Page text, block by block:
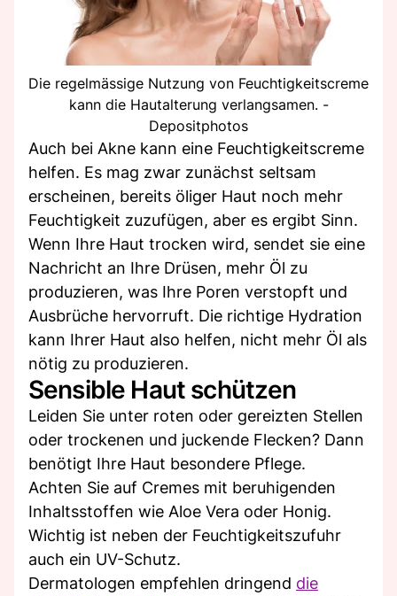
Die regelmässige Nutzung von Feuchtigkeitscreme
kann die Hautalterung verlangsamen. -
Depositphotos
Auch bei Akne kann eine Feuchtigkeitscreme
helfen. Es mag zwar zunächst seltsam
erscheinen, bereits öliger Haut noch mehr
Feuchtigkeit zuzufügen, aber es ergibt Sinn.
Wenn Ihre Haut trocken wird, sendet sie eine
Nachricht an Ihre Drüsen, mehr Öl zu
produzieren, was Ihre Poren verstopft und
Ausbrüche hervorruft. Die richtige Hydration
kann Ihrer Haut also helfen, nicht mehr Öl als
nötig zu produzieren.
Sensible Haut schützen
Leiden Sie unter roten oder gereizten Stellen
oder trockenen und juckende Flecken? Dann
benötigt Ihre Haut besondere Pflege.
Achten Sie auf Cremes mit beruhigenden
Inhaltsstoffen wie Aloe Vera oder Honig.
Wichtig ist neben der Feuchtigkeitszufuhr
auch ein UV-Schutz.
Dermatologen empfehlen dringend die